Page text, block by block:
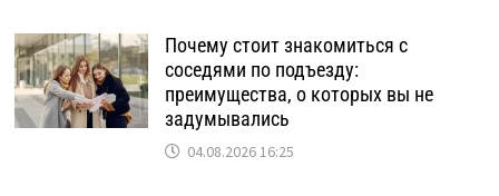
Почему стоит знакомиться с
соседями по подъезду:
преимущества, о которых вы не
задумывались
04.08.2026 16:25